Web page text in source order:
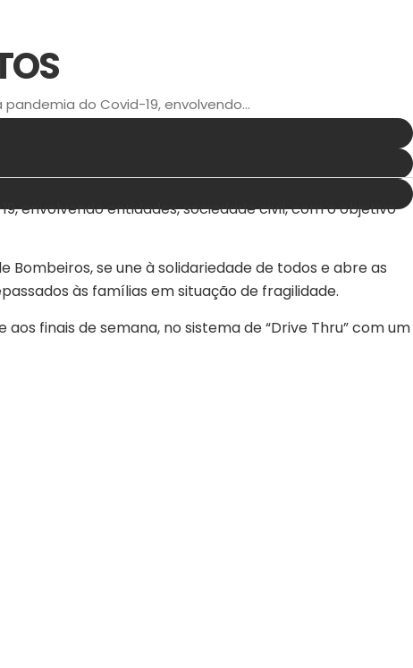
do Covid-19, envolvendo...
envolvendo entidades, sociedade civil, com o objetivo
se une à solidariedade de todos e abre as
às famílias em situação de fragilidade.
finais de semana, no sistema de “Drive Thru” com um